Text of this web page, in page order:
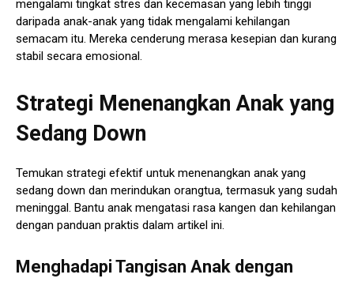
mengalami tingkat stres dan kecemasan yang lebih tinggi
daripada anak-anak yang tidak mengalami kehilangan
semacam itu. Mereka cenderung merasa kesepian dan kurang
stabil secara emosional.
Strategi Menenangkan Anak yang
Sedang Down
Temukan strategi efektif untuk menenangkan anak yang
sedang down dan merindukan orangtua, termasuk yang sudah
meninggal. Bantu anak mengatasi rasa kangen dan kehilangan
dengan panduan praktis dalam artikel ini.
Menghadapi Tangisan Anak dengan